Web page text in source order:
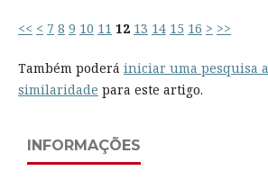
<< < 7 8 9 10 11 12 13 14 15 16 > >>
Também poderá iniciar uma pesquisa
similaridade para este artigo.
INFORMAÇÕES